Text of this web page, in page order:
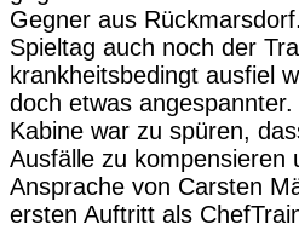
Gegner aus
Spieltag auch noch der
krankheitsbedingt ausfiel
doch etwas
Kabine war zu spüren,
Ausfälle zu kompensieren
Ansprache von Carsten
ersten Auftritt als